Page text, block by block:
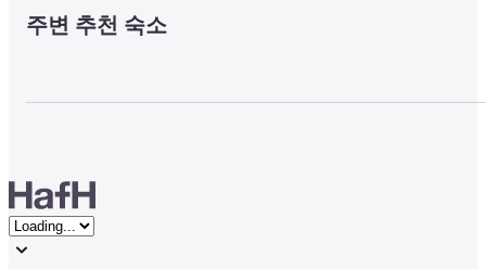
주변 추천 숙소